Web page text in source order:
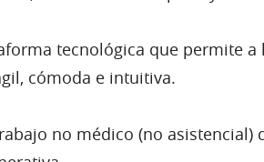
tecnológica que permite
cómoda e intuitiva.
no médico (no